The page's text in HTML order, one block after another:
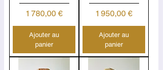
Prix
1 780,00 €
Ajouter au
panier
Prix
1 950,00 €
Ajouter au
panier